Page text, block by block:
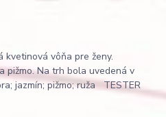
kvetinová vôňa pre ženy.
pižmo. Na trh bola uvedená v
jazmín; pižmo; ruža TESTER